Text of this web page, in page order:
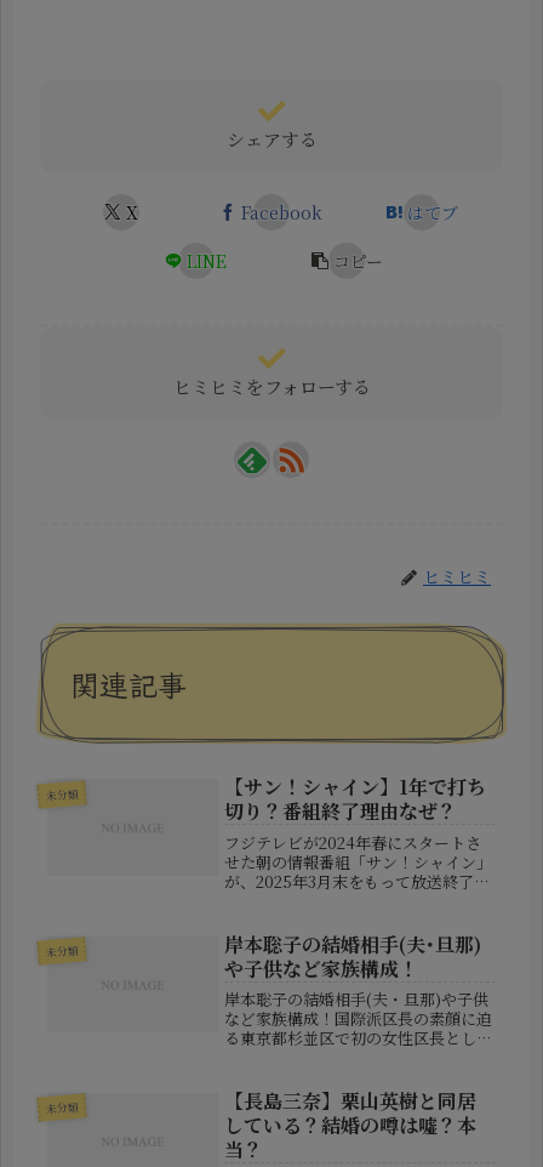
シェアする
X Facebook
はてブ
LINE
コピー
ヒミヒミをフォローする
ヒミヒミ
関連記事
未分類
【サン！シャイン】1年で打ち
切り？番組終了理由なぜ？
フジテレビが2024年春にスタートさ
せた朝の情報番組「サン！シャイン」
が、2025年3月末をもって放送終了と
話題性もあったこの番組が、なぜわず
か1年で打ち切りとなってしまっ...
未分類
岸本聡子の結婚相手(夫･旦那)
や子供など家族構成！
岸本聡子の結婚相手(夫・旦那)や子供
など家族構成！国際派区長の素顔に迫
る東京都杉並区で初の女性区長として
政治活動だけでなく、「どんな家庭を
築いてきた人物なのか」「結婚相手
は...
未分類
【長島三奈】栗山英樹と同居
している？結婚の噂は嘘？本
当？